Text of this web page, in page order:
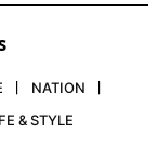
NATION
& STYLE